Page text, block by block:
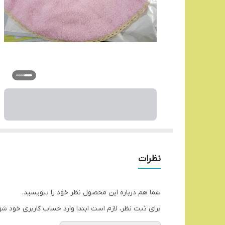
نظرات
شما هم درباره این محصول نظر خود را بنویسید.
برای ثبت نظر، لازم است ابتدا وارد حساب کاربری خود